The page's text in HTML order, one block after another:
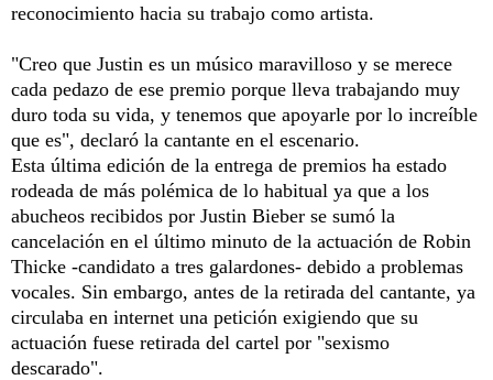
reconocimiento hacia su trabajo como artista.
"Creo que Justin es un músico maravilloso y se merece
cada pedazo de ese premio porque lleva trabajando muy
duro toda su vida, y tenemos que apoyarle por lo increíble
que es", declaró la cantante en el escenario.
Esta última edición de la entrega de premios ha estado
rodeada de más polémica de lo habitual ya que a los
abucheos recibidos por Justin Bieber se sumó la
cancelación en el último minuto de la actuación de Robin
Thicke -candidato a tres galardones- debido a problemas
vocales. Sin embargo, antes de la retirada del cantante, ya
circulaba en internet una petición exigiendo que su
actuación fuese retirada del cartel por "sexismo
descarado".